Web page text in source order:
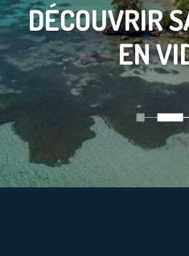
DÉCOUVRIR
EN